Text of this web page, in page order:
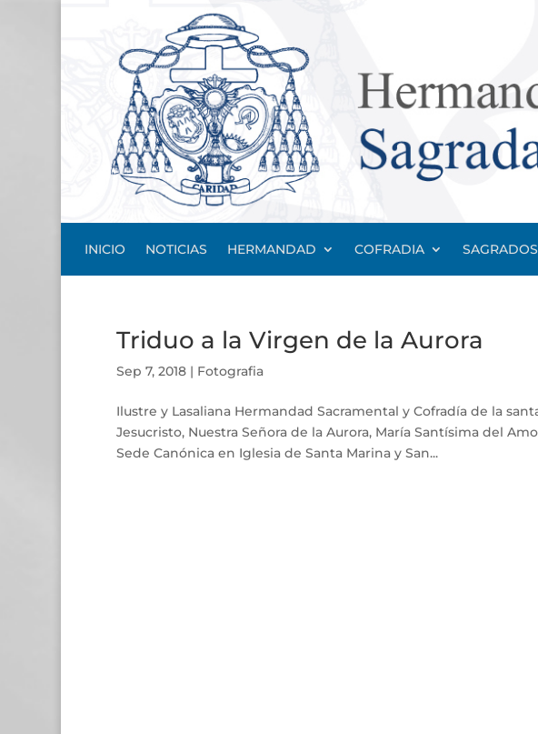
INICIO NOTICIAS HERMANDAD COFRADIA
Triduo a la Virgen de la Aurora
Sep 7, 2018| Fotografia
Ilustre y Lasaliana Hermandad Sacramental y Cofradía de la
Jesucristo, Nuestra Señora de la Aurora, María Santísima del
Sede Canónica en Iglesia de Santa Marina y San...